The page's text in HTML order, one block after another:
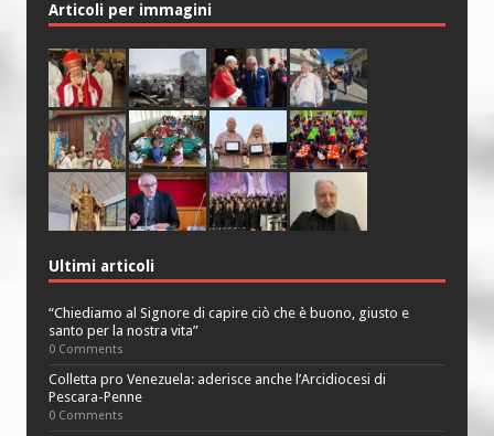
Articoli per immagini
Ultimi articoli
“Chiediamo al Signore di capire ciò che è buono, giusto e
santo per la nostra vita”
0 Comments
Colletta pro Venezuela: aderisce anche l’Arcidiocesi di
Pescara-Penne
0 Comments